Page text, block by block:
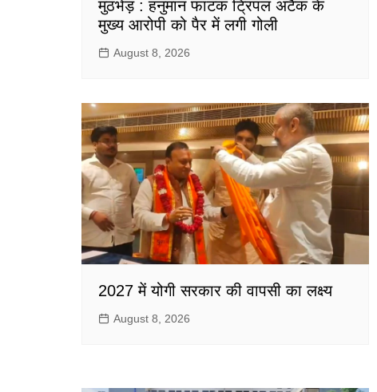
मुठभेड़ : हनुमान फाटक ट्रिपल अटैक के
मुख्य आरोपी को पैर में लगी गोली
August 8, 2026
2027 में योगी सरकार की वापसी का लक्ष्य
August 8, 2026